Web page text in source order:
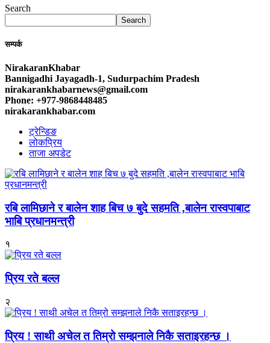
Search
Search
सम्पर्क
NirakaranKhabar
Bannigadhi Jayagadh-1, Sudurpachim Pradesh
nirakarankhabarnews@gmail.com
Phone: +977-9868448485
nirakarankhabar.com
ट्रेन्डिङ
लोकप्रिय
ताजा अपडेट
रबि लामिछाने र बालेन शाह बिच ७ बुदे सहमति ,बालेन रास्वपाबाट
भाबि प्रधानमन्त्री
१
प्रिय रते बल्ल
२
प्रिय ! साथी अचेल त तिम्रो सम्झनाले निकै सताइरहन्छ ।